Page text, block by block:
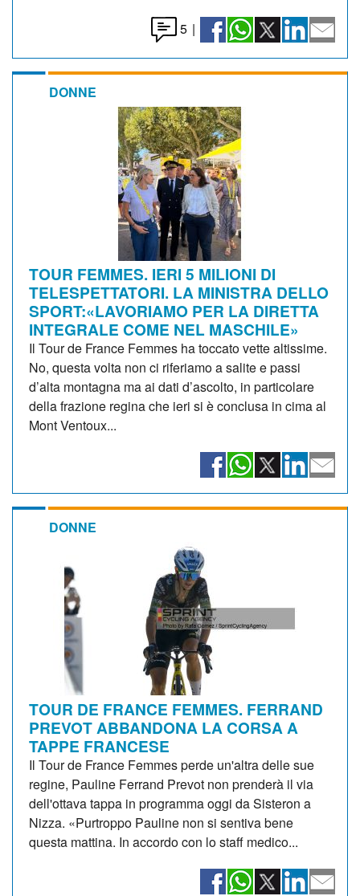
5 |
DONNE
TOUR FEMMES. IERI 5 MILIONI DI
TELESPETTATORI. LA MINISTRA DELLO
SPORT:«LAVORIAMO PER LA DIRETTA
INTEGRALE COME NEL MASCHILE»
Il Tour de France Femmes ha toccato vette altissime.
No, questa volta non ci riferiamo a salite e passi
d’alta montagna ma ai dati d’ascolto, in particolare
della frazione regina che ieri si è conclusa in cima al
Mont Ventoux...
DONNE
TOUR DE FRANCE FEMMES. FERRAND
PREVOT ABBANDONA LA CORSA A
TAPPE FRANCESE
Il Tour de France Femmes perde un'altra delle sue
regine, Pauline Ferrand Prevot non prenderà il via
dell'ottava tappa in programma oggi da Sisteron a
Nizza. «Purtroppo Pauline non si sentiva bene
questa mattina. In accordo con lo staff medico...